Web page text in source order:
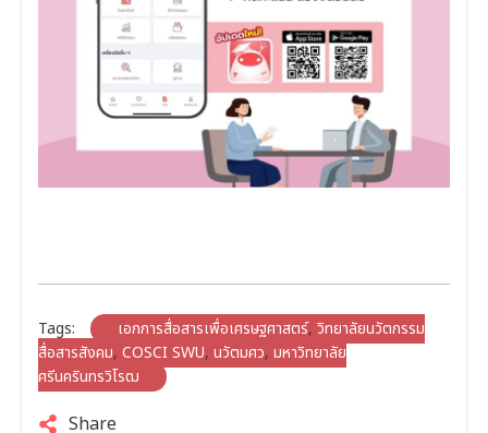
Tags: เอกการสื่อสารเพื่อเศรษฐศาสตร์, วิทยาลัยนวัตกรรม
สื่อสารสังคม, COSCI SWU, นวัตมศว, มหาวิทยาลัย
ศรีนครินทรวิโรฒ
Share